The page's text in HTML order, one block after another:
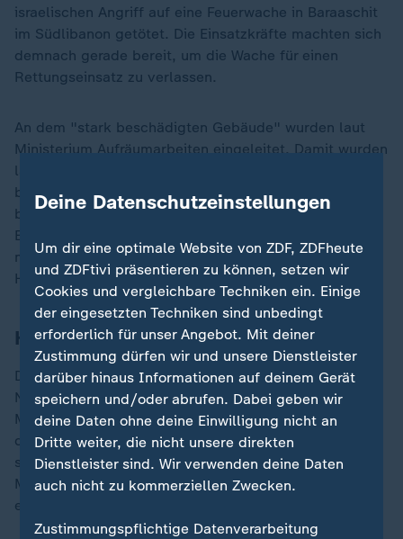
israelischen Angriff auf eine Feuerwache in Baraaschit
im Südlibanon getötet. Die Einsatzkräfte machten sich
demnach gerade bereit, um die Wache für einen
Rettungseinsatz zu verlassen.
An dem "stark beschädigten Gebäude" wurden laut
Ministerium Aufräumarbeiten eingeleitet. Damit wurden
laut einer auf offiziellen libanesischen Zahlen
basierenden Berechnung der Nachrichtenagentur AFP
binnen eines Jahres mindestens 115 Mitglieder von
Einsatz- und Rettungskräften im Libanon bei dem
militärischen Konflikt zwischen der pro-iranischen
Hisbollah und der israelischen Armee getötet.
Hisbollah beschießt Norden Israels
Die Hisbollah wiederum setzte ihren Beschuss des
NordensIsraelsfort. Nach Angaben des israelischen
Militärs wurden zunächst ungefähr fünf Raketen auf
die Hafenstadt Haifa abgefeuert. Trotz Abwehrfeuer
seien Projektile in dem Gebiet eingeschlagen. Das
Militär präsentierte Aufnahmen von Trümmern entlang
einer Straße. Der Fall werde untersucht, hieß es.
Deine Datenschutzeinstellungen
Um dir eine optimale Website von ZDF, ZDFheute
und ZDFtivi präsentieren zu können, setzen wir
Cookies und vergleichbare Techniken ein. Einige
der eingesetzten Techniken sind unbedingt
erforderlich für unser Angebot. Mit deiner
Zustimmung dürfen wir und unsere Dienstleister
darüber hinaus Informationen auf deinem Gerät
speichern und/oder abrufen. Dabei geben wir
deine Daten ohne deine Einwilligung nicht an
Dritte weiter, die nicht unsere direkten
Dienstleister sind. Wir verwenden deine Daten
auch nicht zu kommerziellen Zwecken.
Zustimmungspflichtige Datenverarbeitung